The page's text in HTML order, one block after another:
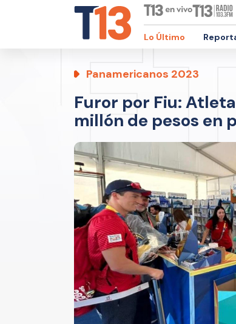
Lo Último
Panamericanos 2023
Furor por Fiu:
millón de pesos en